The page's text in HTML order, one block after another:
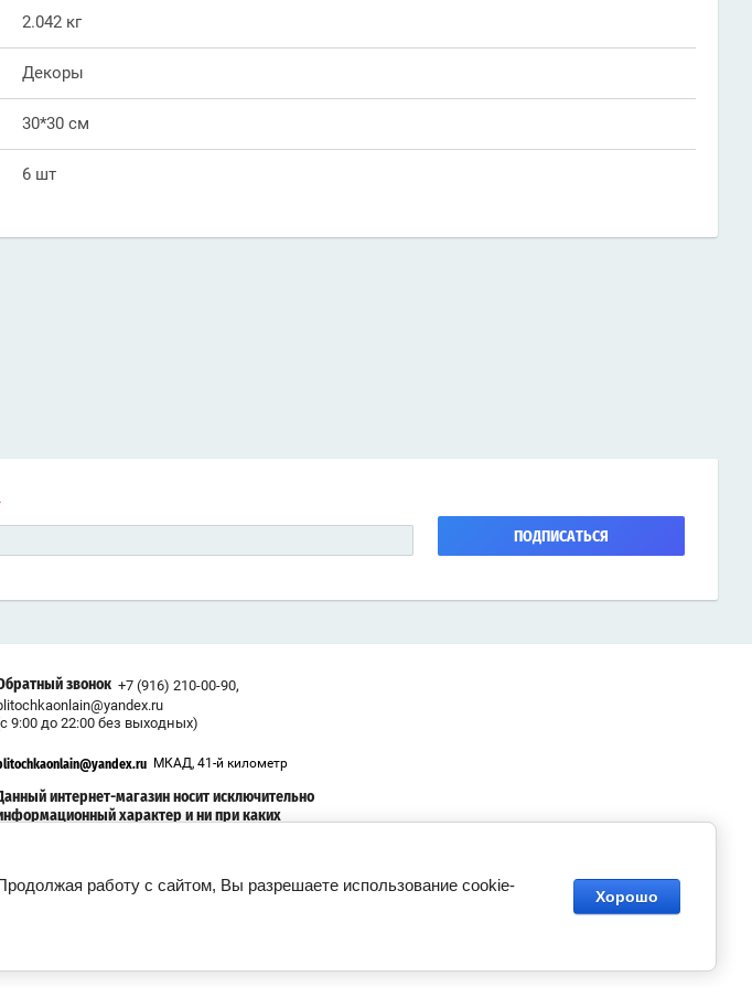
2.042 кг
Декоры
30*30 см
6 шт
ПОДПИСАТЬСЯ
звонок +7 (916) 210-00-90,
9:00 до 22:00 без выходных)
МКАД, 41-й километр
интернет-магазин носит исключительно
характер и ни при каких
работу с сайтом, Вы разрешаете использование cookie-
Хорошо